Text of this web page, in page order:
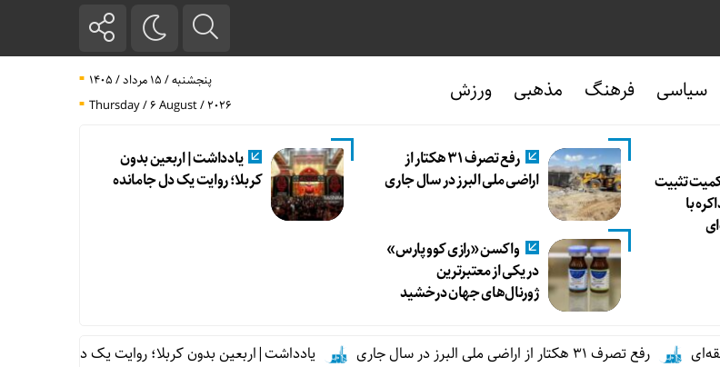
سیاسی فرهنگ مذهبی ورزش
پنجشنبه / ۱۵ مرداد / ۱۴۰۵
Thursday / 6 August / 2026
تثبیت
با
رفع تصرف ۳۱ هکتار از
اراضی ملی البرز در سال جاری
یادداشت|اربعین بدون
کربلا؛ روایت یک دل جامانده
واکسن «رازی کوو پارس»
در یکی از معتبرترین
ژورنال‌های جهان درخشید
رفع تصرف ۳۱ هکتار از اراضی ملی البرز در سال جاری یادداشت|اربعین بدون کربلا؛ روایت یک دل جامانده